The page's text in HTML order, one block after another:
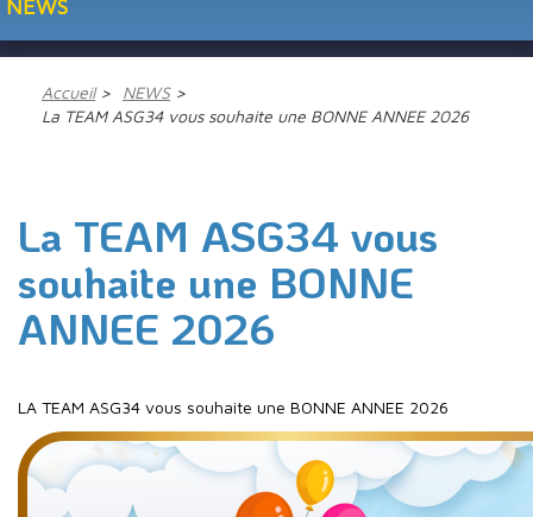
NEWS
Accueil
NEWS
La TEAM ASG34 vous souhaite une BONNE ANNEE 2026
La TEAM ASG34 vous
souhaite une BONNE
ANNEE 2026
LA TEAM ASG34 vous souhaite une BONNE ANNEE 2026